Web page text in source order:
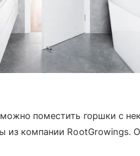
поместить горшки с
из компании RootGrowings.